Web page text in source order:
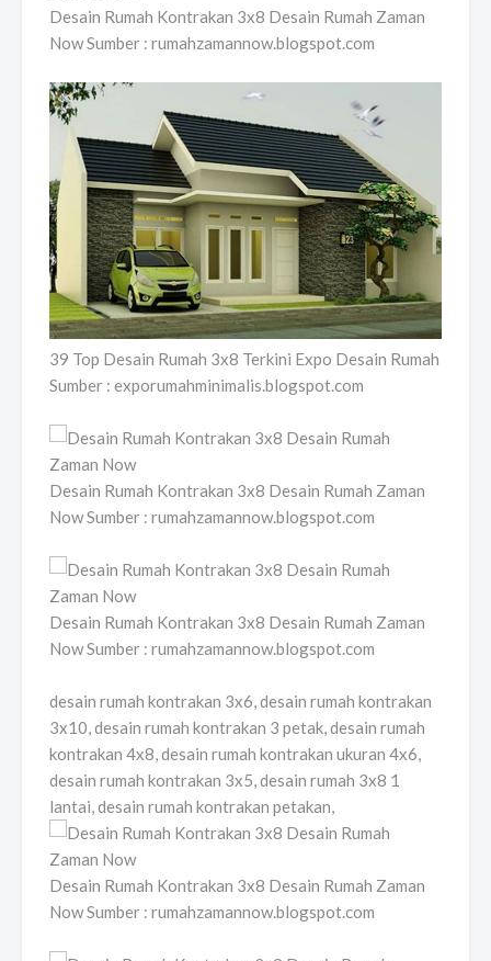
Desain Rumah Kontrakan 3x8 Desain Rumah Zaman
Now Sumber : rumahzamannow.blogspot.com
39 Top Desain Rumah 3x8 Terkini Expo Desain Rumah
Sumber : exporumahminimalis.blogspot.com
Desain Rumah Kontrakan 3x8 Desain Rumah Zaman
Now Sumber : rumahzamannow.blogspot.com
Desain Rumah Kontrakan 3x8 Desain Rumah Zaman
Now Sumber : rumahzamannow.blogspot.com
desain rumah kontrakan 3x6, desain rumah kontrakan
3x10, desain rumah kontrakan 3 petak, desain rumah
kontrakan 4x8, desain rumah kontrakan ukuran 4x6,
desain rumah kontrakan 3x5, desain rumah 3x8 1
lantai, desain rumah kontrakan petakan,
Desain Rumah Kontrakan 3x8 Desain Rumah Zaman
Now Sumber : rumahzamannow.blogspot.com